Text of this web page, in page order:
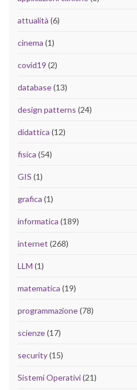
attualità (6)
cinema (1)
covid19 (2)
database(13)
design patterns (24)
didattica (12)
fisica (54)
GIS (1)
grafica (1)
informatica (189)
internet (268)
LLM (1)
matematica (19)
programmazione(78)
scienze(17)
security(15)
Sistemi Operativi(21)